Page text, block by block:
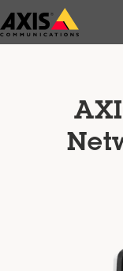
Passer
au